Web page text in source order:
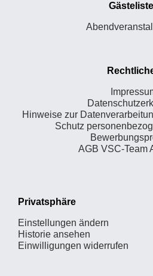
Hinweise zur
Schutz
AGB VSC-Team
Privatsphäre
Einstellungen ändern
Historie ansehen
Einwilligungen widerrufen